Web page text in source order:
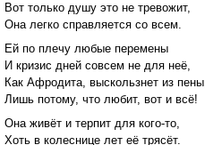
Вот только душу это не тревожит,
Она легко справляется со всем.
Ей по плечу любые перемены
И кризис дней совсем не для неё,
Как Афродита, выскользнет из пены,
Лишь потому, что любит, вот и всё!
Она живёт и терпит для кого-то,
Хоть в колеснице лет её трясёт.